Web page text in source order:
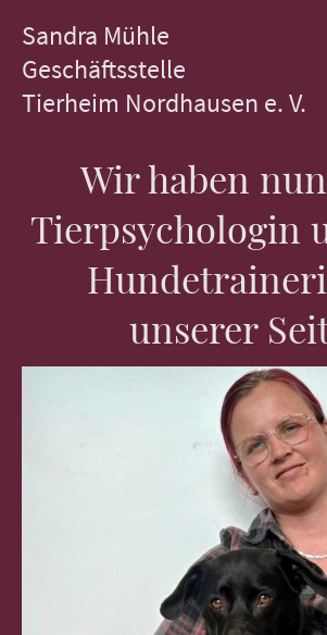
Sandra Mühle
Geschäftsstelle
Tierheim Nordhausen e. V.
Wir haben
Tierpsychologin
unserer